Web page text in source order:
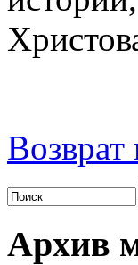
Возврат
Архив